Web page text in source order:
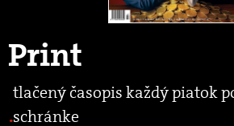
Print
tlačený časopis každý piatok
schránke